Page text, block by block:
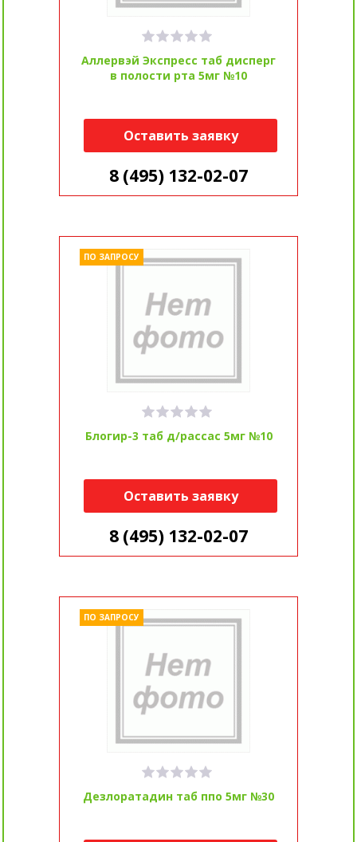
Аллервэй Экспресс таб дисперг
в полости рта 5мг №10
Оставить заявку
8 (495) 132-02-07
Блогир-3 таб д/рассас 5мг №10
ПО ЗАПРОСУ
Оставить заявку
8 (495) 132-02-07
Дезлоратадин таб ппо 5мг №30
ПО ЗАПРОСУ